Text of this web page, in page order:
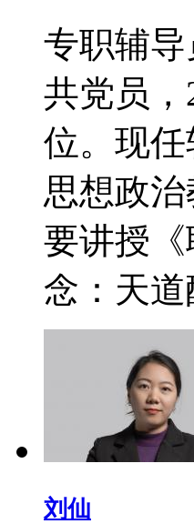
专职辅
共党员
位。现
思想政
要讲授
念：天
刘仙